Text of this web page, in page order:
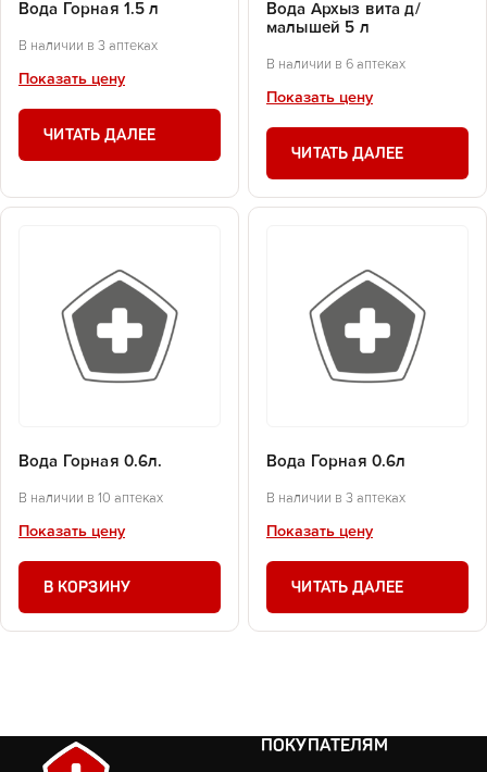
Вода Горная 1.5 л
В наличии в 3 аптеках
Показать цену
ЧИТАТЬ ДАЛЕЕ
Вода Архыз вита д/
малышей 5 л
В наличии в 6 аптеках
Показать цену
ЧИТАТЬ ДАЛЕЕ
Вода Горная 0.6л.
В наличии в 10 аптеках
Показать цену
В КОРЗИНУ
Вода Горная 0.6л
В наличии в 3 аптеках
Показать цену
ЧИТАТЬ ДАЛЕЕ
ПОКУПАТЕЛЯМ